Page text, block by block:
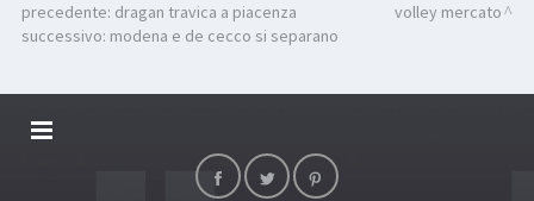
precedente: dragan travica a piacenza
successivo: modena e de cecco si separano
volley mercato
DALLARIVOLLEY SOSTIENE